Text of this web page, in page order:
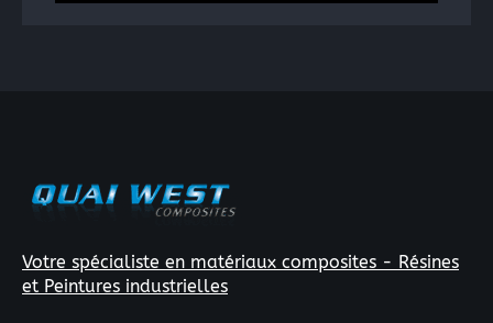
Votre spécialiste en matériaux composites - Résines
et Peintures industrielles